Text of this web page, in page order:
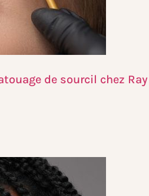
de sourcil chez Ray